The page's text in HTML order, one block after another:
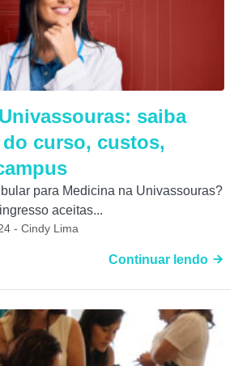
saiba
curso, custos,
para Medicina na Univassouras?
aceitas...
- Cindy Lima
Continuar lendo